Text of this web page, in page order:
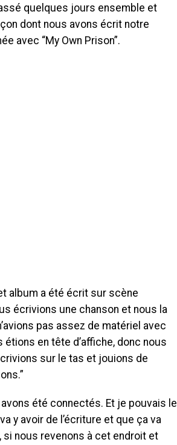
quelques jours ensemble et
dont nous avons écrit notre
avec “My Own Prison”.
album a été écrit sur scène
écrivions une chanson et nous la
pas assez de matériel avec
en tête d’affiche, donc nous
sur le tas et jouions de
été connectés. Et je pouvais le
y avoir de l’écriture et que ça va
nous revenons à cet endroit et